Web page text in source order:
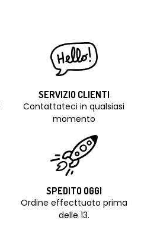
SERVIZIO CLIENTI
Contattateci in qualsiasi
momento
SPEDITO OGGI
Ordine effecttuato prima
delle 13.